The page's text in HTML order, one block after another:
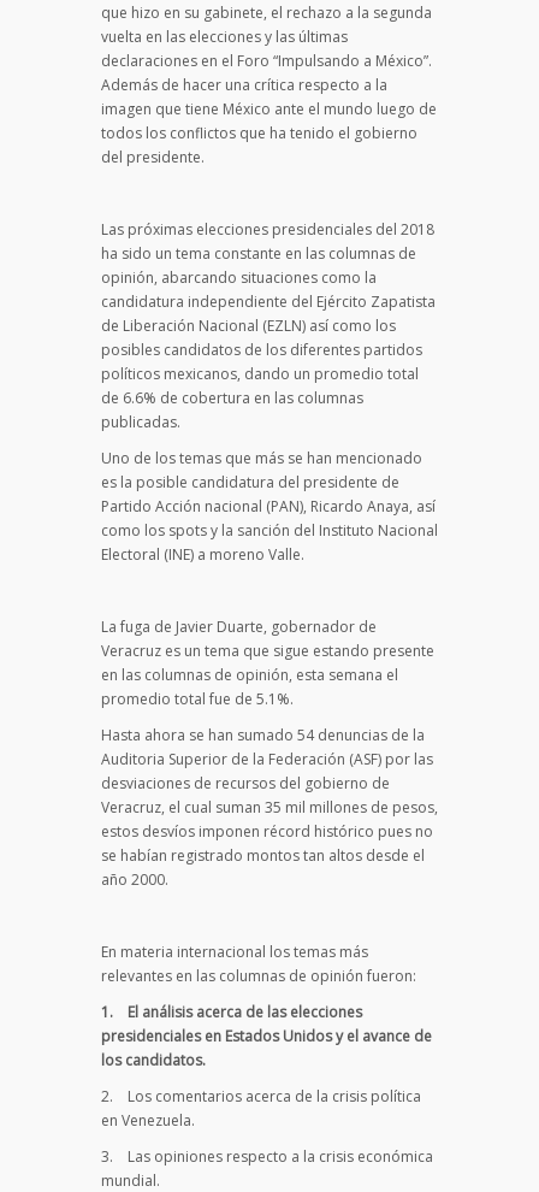
que hizo en su gabinete, el rechazo a la segunda
vuelta en las elecciones y las últimas
declaraciones en el Foro “Impulsando a México”.
Además de hacer una crítica respecto a la
imagen que tiene México ante el mundo luego de
todos los conflictos que ha tenido el gobierno
del presidente.
Las próximas elecciones presidenciales del 2018
ha sido un tema constante en las columnas de
opinión, abarcando situaciones como la
candidatura independiente del Ejército Zapatista
de Liberación Nacional (EZLN) así como los
posibles candidatos de los diferentes partidos
políticos mexicanos, dando un promedio total
de 6.6% de cobertura en las columnas
publicadas.
Uno de los temas que más se han mencionado
es la posible candidatura del presidente de
Partido Acción nacional (PAN), Ricardo Anaya, así
como los spots y la sanción del Instituto Nacional
Electoral (INE) a moreno Valle.
La fuga de Javier Duarte, gobernador de
Veracruz es un tema que sigue estando presente
en las columnas de opinión, esta semana el
promedio total fue de 5.1%.
Hasta ahora se han sumado 54 denuncias de la
Auditoria Superior de la Federación (ASF) por las
desviaciones de recursos del gobierno de
Veracruz, el cual suman 35 mil millones de pesos,
estos desvíos imponen récord histórico pues no
se habían registrado montos tan altos desde el
año 2000.
En materia internacional los temas más
relevantes en las columnas de opinión fueron:
1. El análisis acerca de las elecciones
presidenciales en Estados Unidos y el avance de
los candidatos.
2. Los comentarios acerca de la crisis política
en Venezuela.
3. Las opiniones respecto a la crisis económica
mundial.